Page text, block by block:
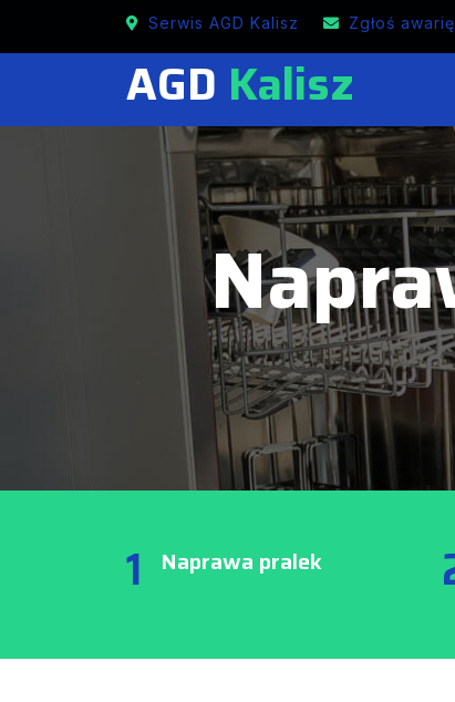
Serwis AGD Kalisz Zgłoś awarię
Naprawa AGD w Kaliszu
AGD Kalisz
1 Naprawa pralek